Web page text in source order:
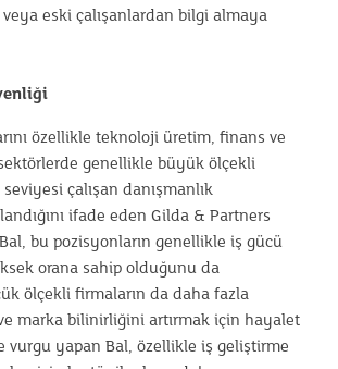
veya eski çalışanlardan bilgi almaya
özellikle teknoloji üretim, finans ve
genellikle büyük ölçekli
çalışan danışmanlık
ifade eden Gilda & Partners
bu pozisyonların genellikle iş gücü
orana sahip olduğunu da
ölçekli firmaların da daha fazla
marka bilinirliğini artırmak için hayalet
vurgu yapan Bal, özellikle iş geliştirme